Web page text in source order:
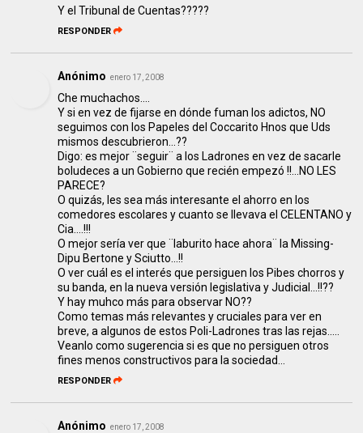
Y el Tribunal de Cuentas?????
RESPONDER
Anónimo enero 17, 2008
Che muchachos....
Y si en vez de fijarse en dónde fuman los adictos, NO
seguimos con los Papeles del Coccarito Hnos que Uds
mismos descubrieron...??
Digo: es mejor ¨seguir¨ a los Ladrones en vez de sacarle
boludeces a un Gobierno que recién empezó !!...NO LES
PARECE?
O quizás, les sea más interesante el ahorro en los
comedores escolares y cuanto se llevava el CELENTANO y
Cia....!!!
O mejor sería ver que ¨laburito hace ahora¨ la Missing-
Dipu Bertone y Sciutto...!!
O ver cuál es el interés que persiguen los Pibes chorros y
su banda, en la nueva versión legislativa y Judicial...!!??
Y hay muhco más para observar NO??
Como temas más relevantes y cruciales para ver en
breve, a algunos de estos Poli-Ladrones tras las rejas.....
Veanlo como sugerencia si es que no persiguen otros
fines menos constructivos para la sociedad...
RESPONDER
Anónimo enero 17, 2008